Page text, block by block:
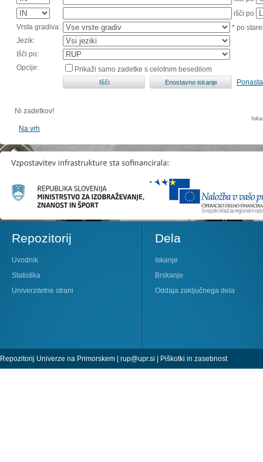
išči po
Vrsta gradiva:
* po
Jezik:
Išči po:
Opcije:
Prikaži samo zadetke s celotnim besedilom
Ni zadetkov!
Na vrh
Repozitorij
Uvodnik
Statistika
Univerzitetne strani
Dela
Iskanje
Brskanje
Oddaja zaključnega dela
Repozitorij Univerze na Primorskem | rup@upr.si | Piškotki in zasebnost